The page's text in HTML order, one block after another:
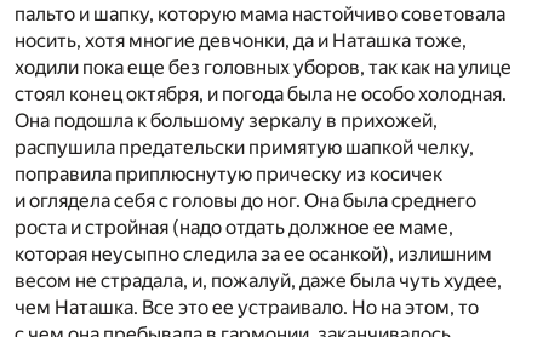
пальто и шапку, которую мама настойчиво советовала
носить, хотя многие девчонки, да и Наташка тоже,
ходили пока еще без головных уборов, так как на улице
стоял конец октября, и погода была не особо холодная.
Она подошла к большому зеркалу в прихожей,
распушила предательски примятую шапкой челку,
поправила приплюснутую прическу из косичек
и оглядела себя с головы до ног. Она была среднего
роста и стройная (надо отдать должное ее маме,
которая неусыпно следила за ее осанкой), излишним
весом не страдала, и, пожалуй, даже была чуть худее,
чем Наташка. Все это ее устраивало. Но на этом, то